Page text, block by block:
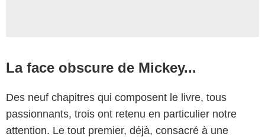
La face obscure de Mickey...
Des neuf chapitres qui composent le livre, tous
passionnants, trois ont retenu en particulier notre
attention. Le tout premier, déjà, consacré à une